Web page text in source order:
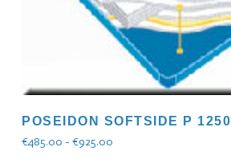
POSEIDON SOFTSIDE P 1250
€485.00 - €925.00